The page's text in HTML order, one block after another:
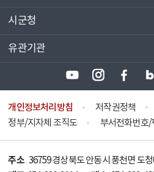
시군청
유관기관
개인정보처리방침 저작권정책
정부/지자체 조직도
부서전화번호/
주소 36759 경상북도 안동시 풍천면 도